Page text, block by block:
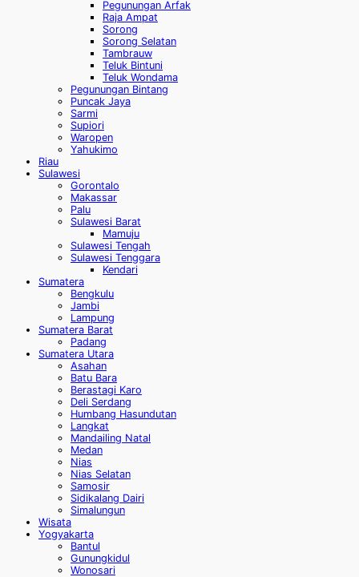
Pegunungan Arfak
Raja Ampat
Sorong
Sorong Selatan
Tambrauw
Teluk Bintuni
Teluk Wondama
Pegunungan Bintang
Puncak Jaya
Sarmi
Supiori
Waropen
Yahukimo
Riau
Sulawesi
Gorontalo
Makassar
Palu
Sulawesi Barat
Mamuju
Sulawesi Tengah
Sulawesi Tenggara
Kendari
Sumatera
Bengkulu
Jambi
Lampung
Sumatera Barat
Padang
Sumatera Utara
Asahan
Batu Bara
Berastagi Karo
Deli Serdang
Humbang Hasundutan
Langkat
Mandailing Natal
Medan
Nias
Nias Selatan
Samosir
Sidikalang Dairi
Simalungun
Wisata
Yogyakarta
Bantul
Gunungkidul
Wonosari